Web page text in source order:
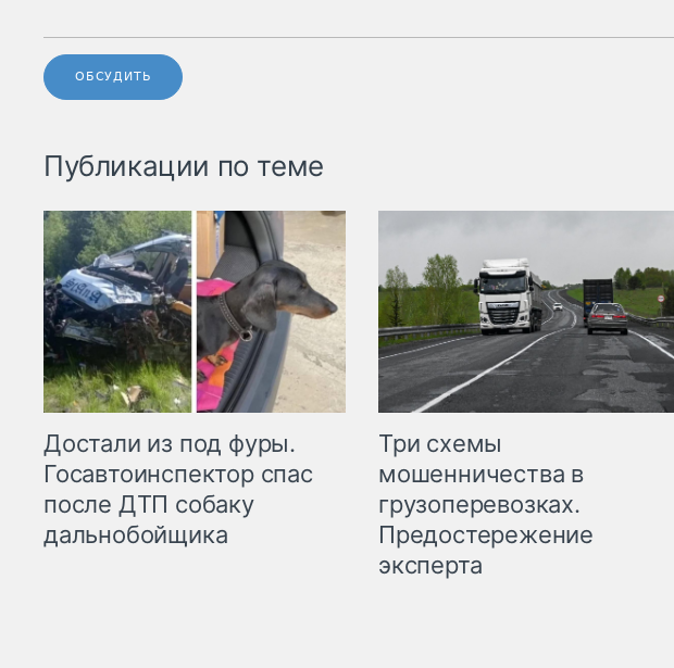
ОБСУДИТЬ
Публикации по теме
Достали из под фуры.
Госавтоинспектор спас
после ДТП собаку
дальнобойщика
Три схемы
мошенничества в
грузоперевозках.
Предостережение
эксперта